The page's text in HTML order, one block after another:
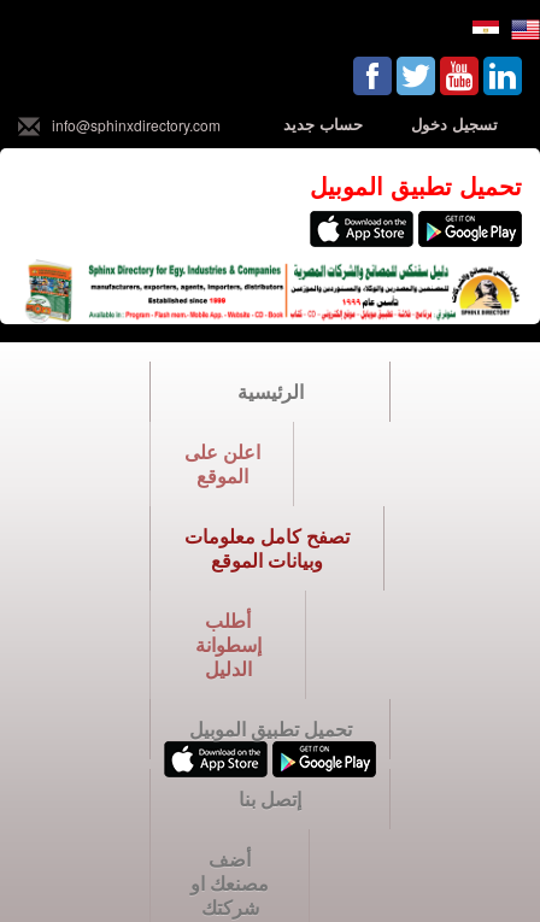
تسجيل دخول حساب جديد info@sphinxdirectory.com
تحميل تطبيق الموبيل
الرئيسية
اعلن على
الموقع
تصفح كامل معلومات
وبيانات الموقع
أطلب
إسطوانة
الدليل
تحميل تطبيق الموبيل
إتصل بنا
أضف
مصنعك او
شركتك